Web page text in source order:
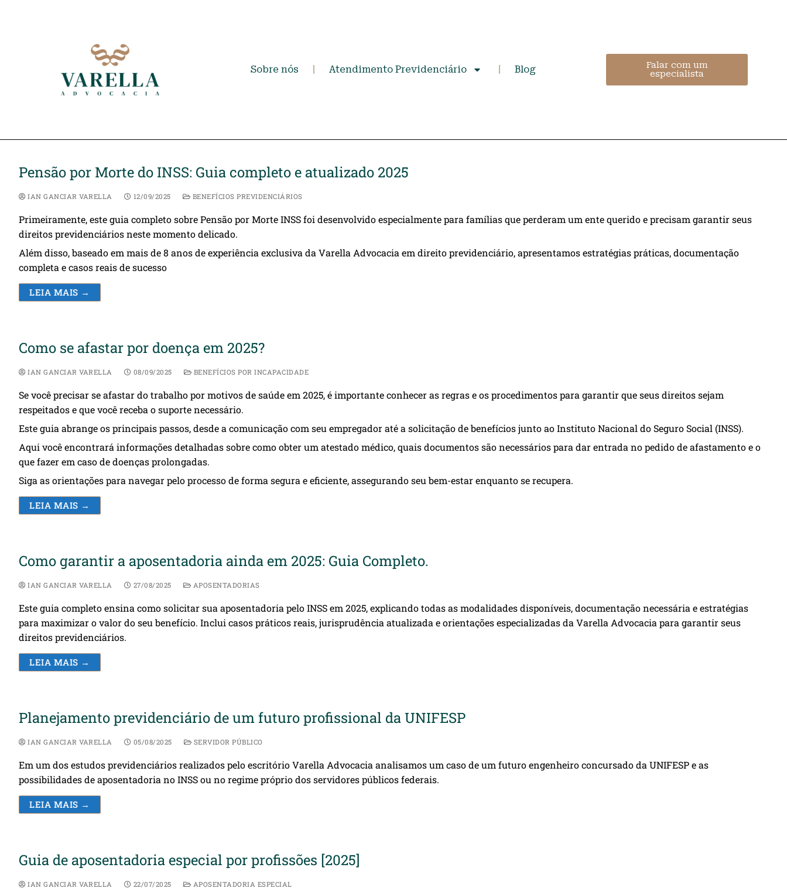
Sobre nós Atendimento Previdenciário Blog
Falar com um
especialista
Pensão por Morte do INSS: Guia completo e atualizado 2025
IAN GANCIAR VARELLA 12/09/2025 BENEFÍCIOS PREVIDENCIÁRIOS
Primeiramente, este guia completo sobre Pensão por Morte INSS foi desenvolvido especialmente para famílias que perderam um ente querido e precisam garantir seus
direitos previdenciários neste momento delicado.
Além disso, baseado em mais de 8 anos de experiência exclusiva da Varella Advocacia em direito previdenciário, apresentamos estratégias práticas, documentação
completa e casos reais de sucesso
LEIA MAIS →
Como se afastar por doença em 2025?
IAN GANCIAR VARELLA 08/09/2025 BENEFÍCIOS POR INCAPACIDADE
Se você precisar se afastar do trabalho por motivos de saúde em 2025, é importante conhecer as regras e os procedimentos para garantir que seus direitos sejam
respeitados e que você receba o suporte necessário.
Este guia abrange os principais passos, desde a comunicação com seu empregador até a solicitação de benefícios junto ao Instituto Nacional do Seguro Social (INSS).
Aqui você encontrará informações detalhadas sobre como obter um atestado médico, quais documentos são necessários para dar entrada no pedido de afastamento e o
que fazer em caso de doenças prolongadas.
Siga as orientações para navegar pelo processo de forma segura e eficiente, assegurando seu bem-estar enquanto se recupera.
LEIA MAIS →
Como garantir a aposentadoria ainda em 2025: Guia Completo.
IAN GANCIAR VARELLA 27/08/2025 APOSENTADORIAS
Este guia completo ensina como solicitar sua aposentadoria pelo INSS em 2025, explicando todas as modalidades disponíveis, documentação necessária e estratégias
para maximizar o valor do seu benefício. Inclui casos práticos reais, jurisprudência atualizada e orientações especializadas da Varella Advocacia para garantir seus
direitos previdenciários.
LEIA MAIS →
Planejamento previdenciário de um futuro profissional da UNIFESP
IAN GANCIAR VARELLA 05/08/2025 SERVIDOR PÚBLICO
Em um dos estudos previdenciários realizados pelo escritório Varella Advocacia analisamos um caso de um futuro engenheiro concursado da UNIFESP e as
possibilidades de aposentadoria no INSS ou no regime próprio dos servidores públicos federais.
LEIA MAIS →
Guia de aposentadoria especial por profissões [2025]
IAN GANCIAR VARELLA 22/07/2025 APOSENTADORIA ESPECIAL